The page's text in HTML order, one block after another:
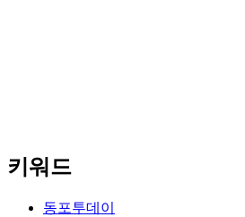
키워드
동포투데이